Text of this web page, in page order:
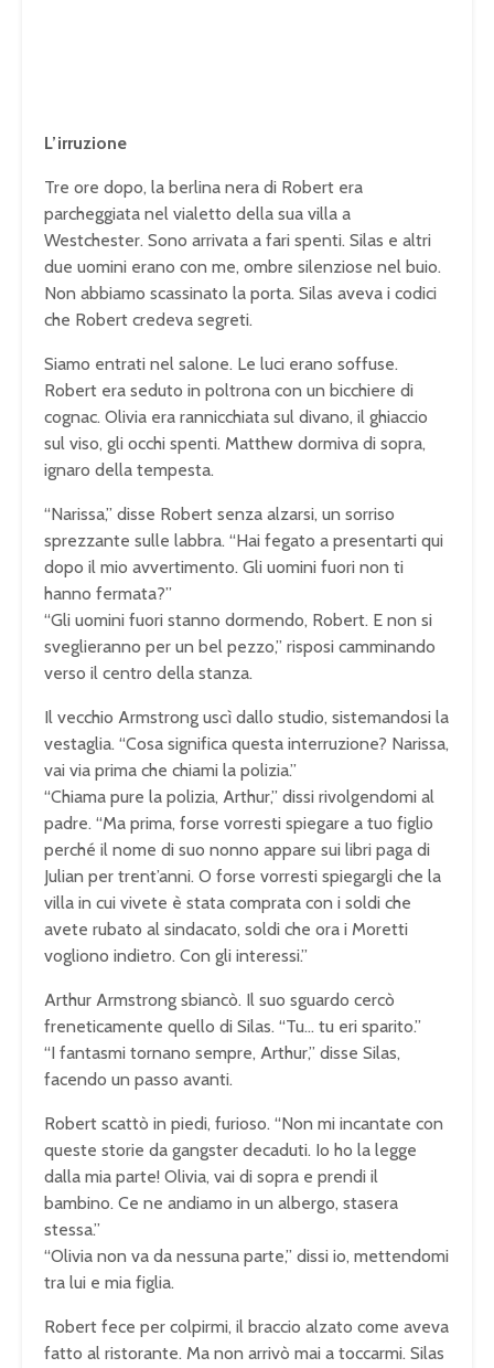
L’irruzione
Tre ore dopo, la berlina nera di Robert era
parcheggiata nel vialetto della sua villa a
Westchester. Sono arrivata a fari spenti. Silas e altri
due uomini erano con me, ombre silenziose nel buio.
Non abbiamo scassinato la porta. Silas aveva i codici
che Robert credeva segreti.
Siamo entrati nel salone. Le luci erano soffuse.
Robert era seduto in poltrona con un bicchiere di
cognac. Olivia era rannicchiata sul divano, il ghiaccio
sul viso, gli occhi spenti. Matthew dormiva di sopra,
ignaro della tempesta.
“Narissa,” disse Robert senza alzarsi, un sorriso
sprezzante sulle labbra. “Hai fegato a presentarti qui
dopo il mio avvertimento. Gli uomini fuori non ti
hanno fermata?”
“Gli uomini fuori stanno dormendo, Robert. E non si
sveglieranno per un bel pezzo,” risposi camminando
verso il centro della stanza.
Il vecchio Armstrong uscì dallo studio, sistemandosi la
vestaglia. “Cosa significa questa interruzione? Narissa,
vai via prima che chiami la polizia.”
“Chiama pure la polizia, Arthur,” dissi rivolgendomi al
padre. “Ma prima, forse vorresti spiegare a tuo figlio
perché il nome di suo nonno appare sui libri paga di
Julian per trent’anni. O forse vorresti spiegargli che la
villa in cui vivete è stata comprata con i soldi che
avete rubato al sindacato, soldi che ora i Moretti
vogliono indietro. Con gli interessi.”
Arthur Armstrong sbiancò. Il suo sguardo cercò
freneticamente quello di Silas. “Tu… tu eri sparito.”
“I fantasmi tornano sempre, Arthur,” disse Silas,
facendo un passo avanti.
Robert scattò in piedi, furioso. “Non mi incantate con
queste storie da gangster decaduti. Io ho la legge
dalla mia parte! Olivia, vai di sopra e prendi il
bambino. Ce ne andiamo in un albergo, stasera
stessa.”
“Olivia non va da nessuna parte,” dissi io, mettendomi
tra lui e mia figlia.
Robert fece per colpirmi, il braccio alzato come aveva
fatto al ristorante. Ma non arrivò mai a toccarmi. Silas